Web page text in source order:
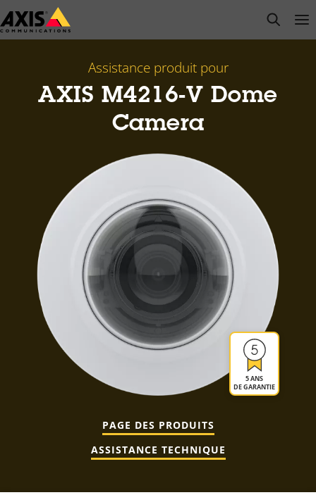
Passer
au
open
Assistance produit pour
AXIS M4216-V Dome
Camera
5 ANS
DE GARANTIE
PAGE DES PRODUITS
ASSISTANCE TECHNIQUE